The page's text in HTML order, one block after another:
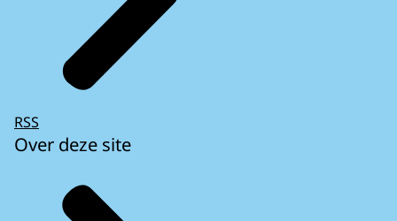
RSS
Over deze site